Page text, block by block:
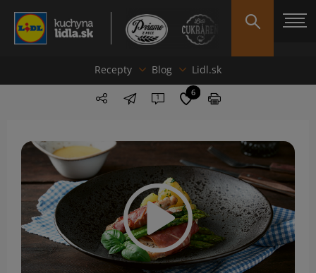
Recepty Blog Lidl.sk
1 6